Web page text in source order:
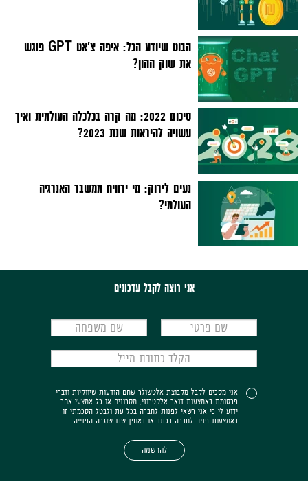
הבוט שיודע הכל: איפה צ'אט GPT פוגש
את שוק ההון?
סיכום 2022: מה קרה בכלכלה העולמית ואיך
עשויה להיראות שנת 2023?
נעים לירוק: מי ירוויח ממשבר האנרגיה
העולמי?
אני רוצה לקבל עדכונים
אני מסכים לקבל מקבוצת אלטשולר שחם הודעות שיווקיות ודברי
פרסומת באמצעות דואר אלקטרוני, מסרונים או כל אמצעי אחר.
ידוע לי כי אני רשאי לפנות לחברה בכל עת ולבטל הסכמתי זו
באמצעות פניה לחברה בכתב או באופן שבו שוגרה הפנייה.
להרשמה